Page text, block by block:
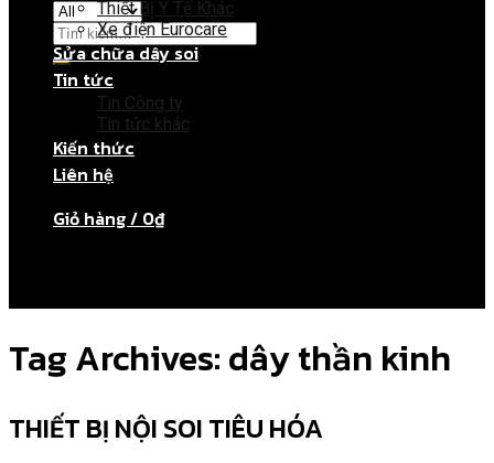
Giỏ hàng
Chưa có sản phẩm trong giỏ hàng.
Thiết Bị Y Tế Khác
Xe điện Eurocare
Sửa chữa dây soi
Tin tức
Tin Công ty
Tin tức khác
Kiến thức
Liên hệ
Giỏ hàng / 0₫
Tag Archives:dây thần kinh
THIẾT BỊ NỘI SOI TIÊU HÓA